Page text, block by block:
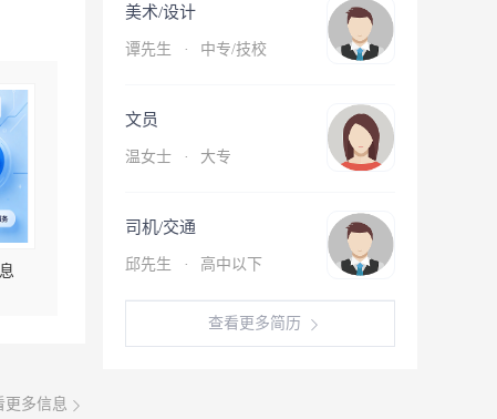
更多信息
美术/设计
谭先生 · 中专/技校
文员
温女士 · 大专
司机/交通
邱先生 · 高中以下
查看更多简历